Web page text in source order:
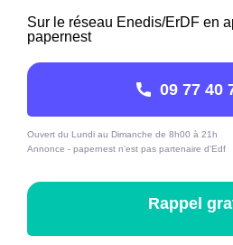
Sur le réseau Enedis/ErDF en
papernest
09 77 40
Ouvert du Lundi au Dimanche de 8h00 à 21h
Annonce - papernest n'est pas partenaire d'Edf
Rappel